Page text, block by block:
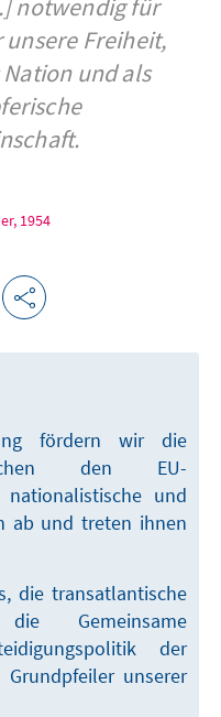
notwendig für
Freiheit,
und als
1954
fördern wir die
den EU-
und
ab und treten ihnen
die transatlantische
Gemeinsame
der
unserer